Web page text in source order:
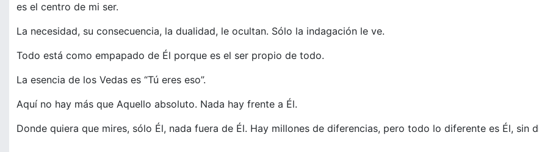
es el centro de mi ser.
La necesidad, su consecuencia, la dualidad, le ocultan. Sólo la indagación le ve.
Todo está como empapado de Él porque es el ser propio de todo.
La esencia de los Vedas es “Tú eres eso”.
Aquí no hay más que Aquello absoluto. Nada hay frente a Él.
Donde quiera que mires, sólo Él, nada fuera de Él. Hay millones de diferencias, pero todo lo diferente es Él, sin